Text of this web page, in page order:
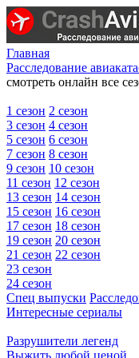
Главная
Расследование
смотреть онлайн все
1 сезон 2 сезон
3 сезон 4 сезон
5 сезон 6 сезон
7 сезон 8 сезон
9 сезон 10 сезон
11 сезон 12 сезон
13 сезон 14 сезон
15 сезон 16 сезон
17 сезон 18 сезон
19 сезон 20 сезон
21 сезон 22 сезон
23 сезон
24 сезон
Спец выпуски
Интересные сериалы
Разрушители легенд
Выжить любой ценой